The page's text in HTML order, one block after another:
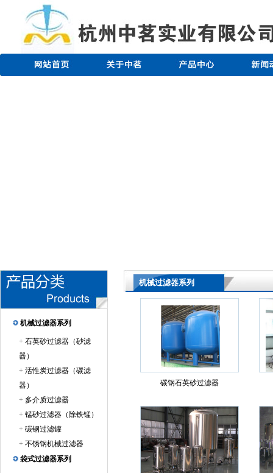
机械过滤器系列
+ 石英砂过滤器（砂滤
器）
+ 活性炭过滤器（碳滤
器）
+ 多介质过滤器
+ 锰砂过滤器（除铁锰）
+ 碳钢过滤罐
+ 不锈钢机械过滤器
袋式过滤器系列
机械过滤器系列
碳钢石英砂过滤器